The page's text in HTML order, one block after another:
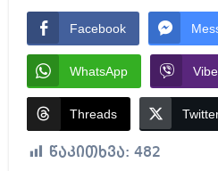
Facebook
WhatsApp
Threads
წაკითხვა: 482